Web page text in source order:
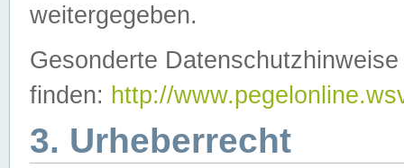
weitergegeben.
Gesonderte
finden: http://
3. Urheberrecht